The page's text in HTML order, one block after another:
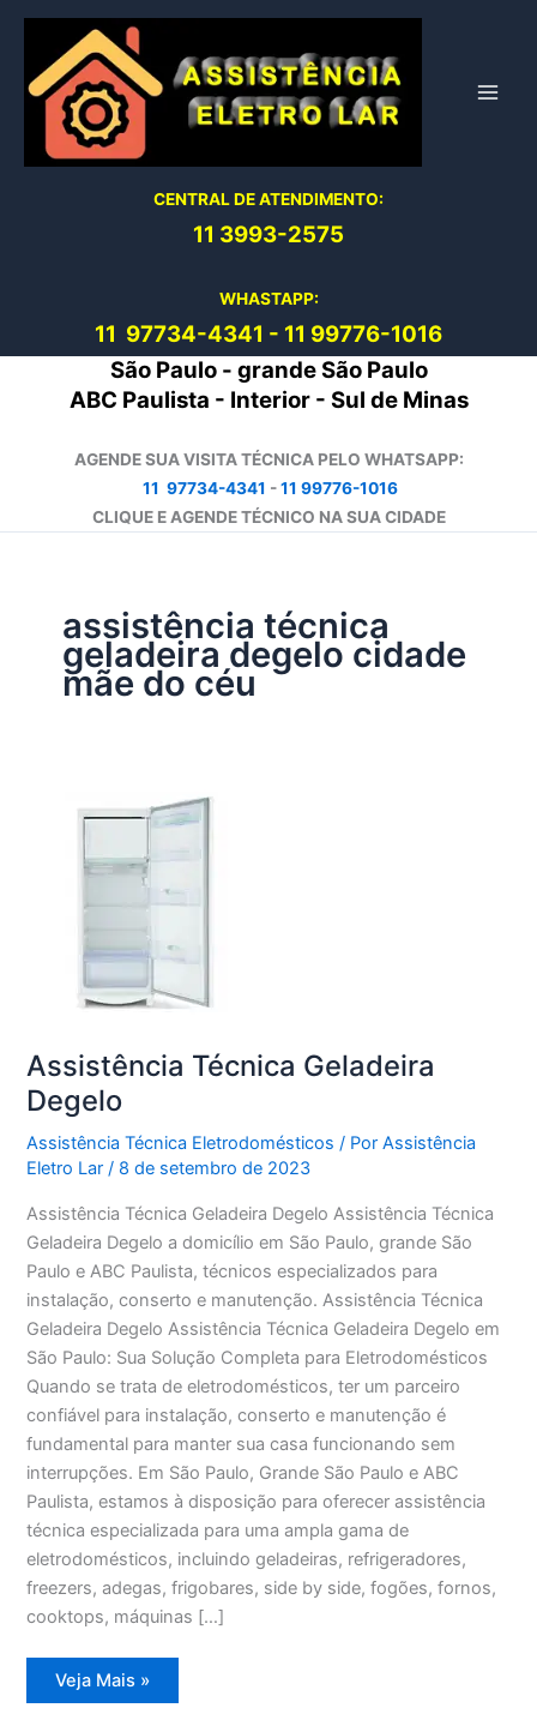
conteúdo
CENTRAL DE ATENDIMENTO:
11 3993-2575
WHASTAPP:
11 97734-4341 - 11 99776-1016
São Paulo - grande São Paulo
ABC Paulista - Interior - Sul de Minas
AGENDE SUA VISITA TÉCNICA PELO WHATSAPP:
11 97734-4341 -11 99776-1016
CLIQUE E AGENDE TÉCNICO NA SUA CIDADE
assistência técnica
geladeira degelo cidade
mãe do céu
Assistência Técnica Geladeira
Degelo
Assistência Técnica Eletrodomésticos / PorAssistência
Eletro Lar/ 8 de setembro de 2023
Assistência Técnica Geladeira Degelo Assistência Técnica
Geladeira Degelo a domicílio em São Paulo, grande São
Paulo e ABC Paulista, técnicos especializados para
instalação, conserto e manutenção. Assistência Técnica
Geladeira Degelo Assistência Técnica Geladeira Degelo em
São Paulo: Sua Solução Completa para Eletrodomésticos
Quando se trata de eletrodomésticos, ter um parceiro
confiável para instalação, conserto e manutenção é
fundamental para manter sua casa funcionando sem
interrupções. Em São Paulo, Grande São Paulo e ABC
Paulista, estamos à disposição para oferecer assistência
técnica especializada para uma ampla gama de
eletrodomésticos, incluindo geladeiras, refrigeradores,
freezers, adegas, frigobares, side by side, fogões, fornos,
cooktops, máquinas […]
Assistência
Técnica
Veja Mais »